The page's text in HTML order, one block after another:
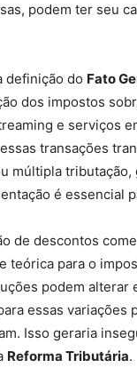
podem ter seu
definição do Fato
dos impostos
e serviços
transações
múltipla tributação,
é essencial
de descontos
teórica para o
podem alterar
essas
Isso geraria
Reforma Tributária.